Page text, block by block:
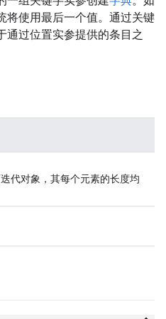
将使用最后一个值。通过关键
通过位置实参提供的条目之
代对象，其每个元素的长度均